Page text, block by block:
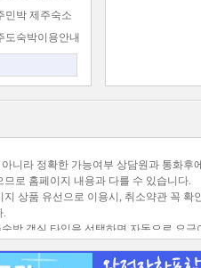
민박 제주숙소
도숙박이용안내
니라 정확한 가능여부 상담원과 통화후
로 홈페이지 내용과 다를 수 있습니다.
상품 유선으로 이용시, 취소약관 꼭 확
.
박 객실 타입을 선택하면 자동으로 요금
외하고는 동반시 입실이 거부됩니다. (환